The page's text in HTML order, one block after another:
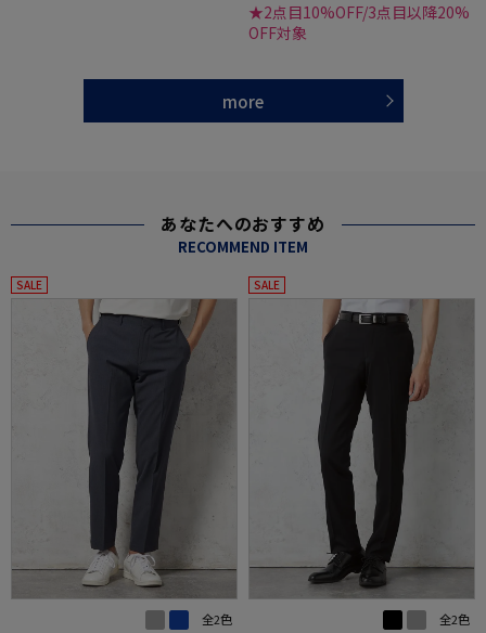
★2点目10%OFF/3点目以降20%
OFF対象
more
あなたへのおすすめ
RECOMMEND ITEM
SALE
全2色
SALE
全2色